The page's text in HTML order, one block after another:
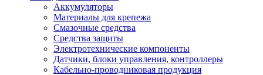
Аккумуляторы
Материалы для крепежа
Смазочные средства
Средства защиты
Электротехнические компоненты
Датчики, блоки управления, контроллеры
Кабельно-проводниковая продукция